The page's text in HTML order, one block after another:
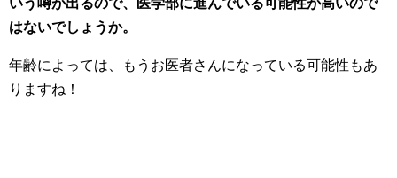
はないでしょうか。
年齢によっては、もうお医者さんになっている可能性もあ
りますね！